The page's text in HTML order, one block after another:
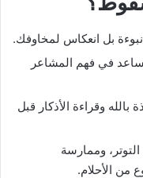
بل انعكاس لمخاوفك.
في فهم المشاعر
بالله وقراءة الأذكار قبل
التوتر، وممارسة
من الأحلام.